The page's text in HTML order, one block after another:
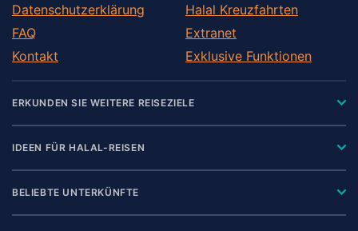
Datenschutzerklärung
FAQ
Kontakt
Halal Kreuzfahrten
Extranet
Exklusive Funktionen
ERKUNDEN SIE WEITERE REISEZIELE
IDEEN FÜR HALAL-REISEN
BELIEBTE UNTERKÜNFTE